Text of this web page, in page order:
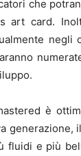
che
art card.
negli
è
generazione,
fluidi e più